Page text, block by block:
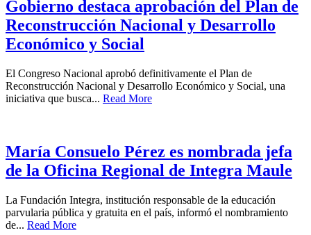
Gobierno destaca aprobación del Plan de
Reconstrucción Nacional y Desarrollo
Económico y Social
El Congreso Nacional aprobó definitivamente el Plan de
Reconstrucción Nacional y Desarrollo Económico y Social, una
iniciativa que busca... Read More
María Consuelo Pérez es nombrada jefa
de la Oficina Regional de Integra Maule
La Fundación Integra, institución responsable de la educación
parvularia pública y gratuita en el país, informó el nombramiento
de... Read More